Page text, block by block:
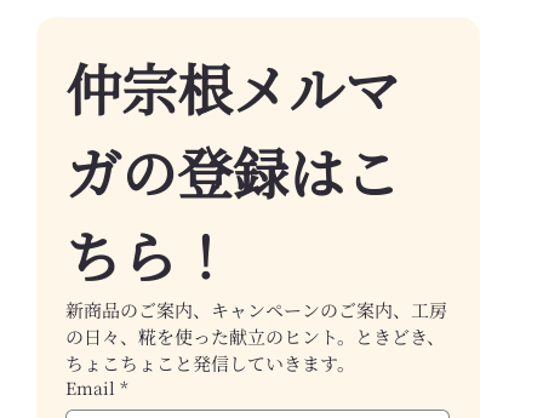
仲宗根メルマ
ガの登録はこ
ちら！
新商品のご案内、キャンペーンのご案内、工房
の日々、糀を使った献立のヒント。ときどき、
ちょこちょこと発信していきます。
Email *